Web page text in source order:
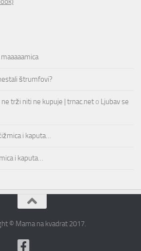
štrumfovi?
trži niti ne kupuje | trnac.net o Ljubav se
i kaputa…
i kaputa…
© Mama na kvadrat 2017.